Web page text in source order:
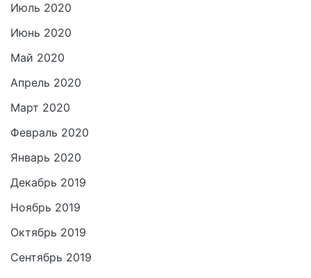
Июль 2020
Июнь 2020
Май 2020
Апрель 2020
Март 2020
Февраль 2020
Январь 2020
Декабрь 2019
Ноябрь 2019
Октябрь 2019
Сентябрь 2019